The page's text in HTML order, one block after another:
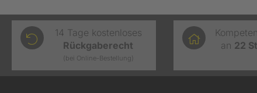
14 Tage kostenloses
Rückgaberecht
(bei Online-Bestellung)
an 22